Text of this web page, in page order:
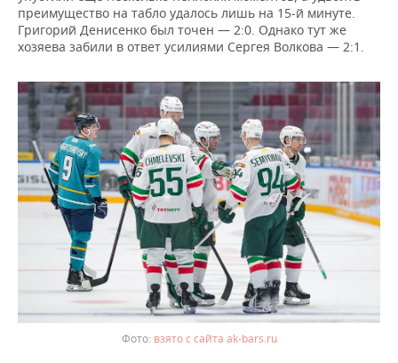
преимущество на табло удалось лишь на 15-й минуте.
Григорий Денисенко был точен — 2:0. Однако тут же
хозяева забили в ответ усилиями Сергея Волкова — 2:1.
взято с сайта ak-bars.ru